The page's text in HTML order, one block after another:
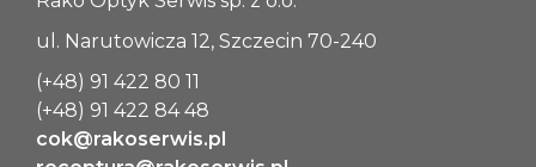
ul. Narutowicza 12, Szczecin 70-240
(+48) 91 422 80 11
(+48) 91 422 84 48
cok@rakoserwis.pl